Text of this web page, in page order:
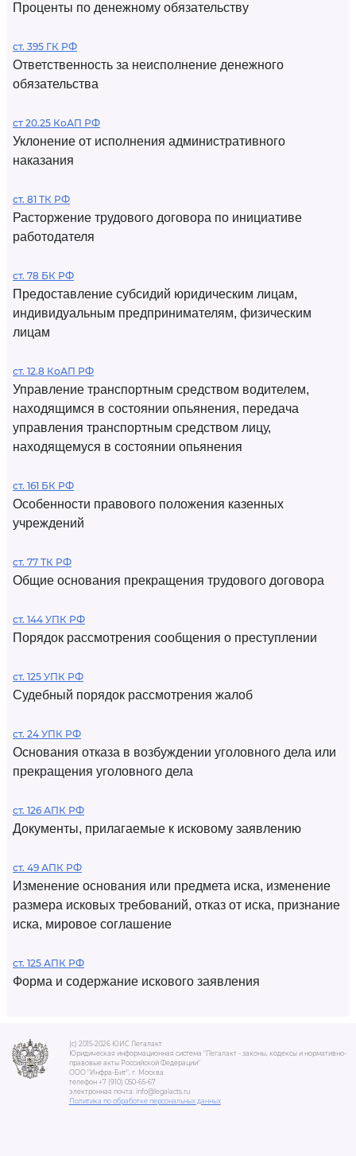
Проценты по денежному обязательству
ст. 395 ГК РФ
Ответственность за неисполнение денежного
обязательства
ст 20.25 КоАП РФ
Уклонение от исполнения административного
наказания
ст. 81 ТК РФ
Расторжение трудового договора по инициативе
работодателя
ст. 78 БК РФ
Предоставление субсидий юридическим лицам,
индивидуальным предпринимателям, физическим
лицам
ст. 12.8 КоАП РФ
Управление транспортным средством водителем,
находящимся в состоянии опьянения, передача
управления транспортным средством лицу,
находящемуся в состоянии опьянения
ст. 161 БК РФ
Особенности правового положения казенных
учреждений
ст. 77 ТК РФ
Общие основания прекращения трудового договора
ст. 144 УПК РФ
Порядок рассмотрения сообщения о преступлении
ст. 125 УПК РФ
Судебный порядок рассмотрения жалоб
ст. 24 УПК РФ
Основания отказа в возбуждении уголовного дела или
прекращения уголовного дела
ст. 126 АПК РФ
Документы, прилагаемые к исковому заявлению
ст. 49 АПК РФ
Изменение основания или предмета иска, изменение
размера исковых требований, отказ от иска, признание
иска, мировое соглашение
ст. 125 АПК РФ
Форма и содержание искового заявления
(c) 2015-2026 ЮИС Легалакт
Юридическая информационная система "Легалакт - законы, кодексы и нормативно-
правовые акты Российской Федерации"
ООО "Инфра-Бит", г. Москва.
телефон +7 (910) 050-65-67
электронная почта: info@legalacts.ru
Политика по обработке персональных данных